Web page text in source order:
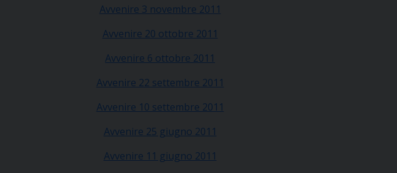
Avvenire 3 novembre 2011
Avvenire 20 ottobre 2011
Avvenire 6 ottobre 2011
Avvenire 22 settembre 2011
Avvenire 10 settembre 2011
Avvenire 25 giugno 2011
Avvenire 11 giugno 2011